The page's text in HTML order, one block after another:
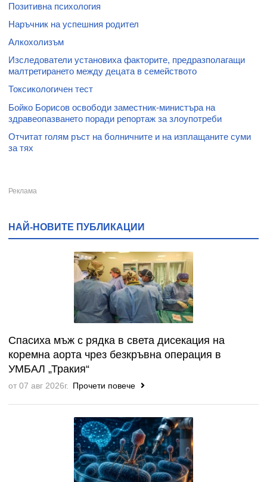
Позитивна психология
Наръчник на успешния родител
Алкохолизъм
Изследователи установиха факторите, предразполагащи
малтретирането между децата в семейството
Токсикологичен тест
Бойко Борисов освободи заместник-министъра на
здравеопазването поради репортаж за злоупотреби
Отчитат голям ръст на болничните и на изплащаните суми
за тях
НАЙ-НОВИТЕ ПУБЛИКАЦИИ
Спасиха мъж с рядка в света дисекация на
коремна аорта чрез безкръвна операция в
УМБАЛ „Тракия“
от 07 авг 2026г. Прочети повече